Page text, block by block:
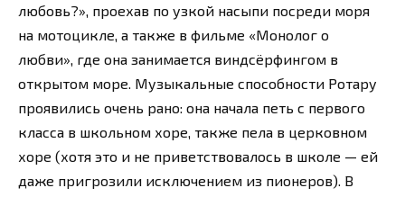
любовь?», проехав по узкой насыпи посреди моря
на мотоцикле, а также в фильме «Монолог о
любви», где она занимается виндсёрфингом в
открытом море. Музыкальные способности Ротару
проявились очень рано: она начала петь с первого
класса в школьном хоре, также пела в церковном
хоре (хотя это и не приветствовалось в школе — ей
даже пригрозили исключением из пионеров). В